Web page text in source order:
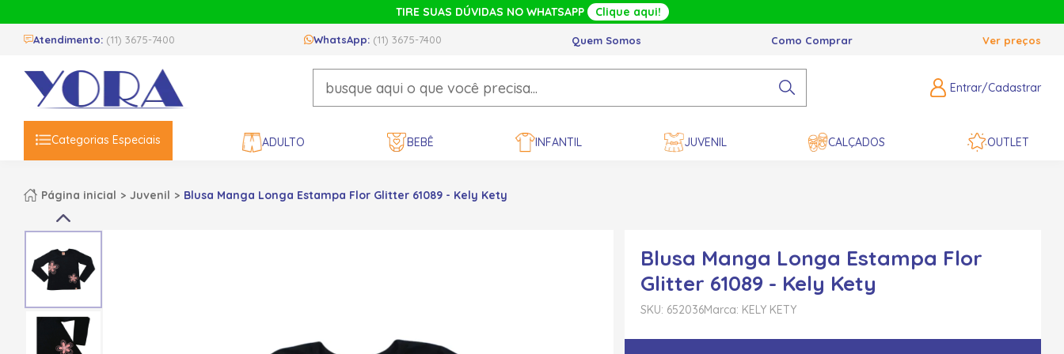
TIRE SUAS DÚVIDAS NO WHATSAPP Clique aqui!
Atendimento: (11) 3675-7400 WhatsApp: (11) 3675-7400 Quem Somos Como Comprar Ver preços
Entrar/Cadastrar
Categorias Especiais ADULTO BEBÊ INFANTIL JUVENIL CALÇADOS OUTLET
Página inicial Juvenil Blusa Manga Longa Estampa Flor Glitter 61089 - Kely Kety
Blusa Manga Longa Estampa Flor
Glitter 61089 - Kely Kety
SKU: 652036Marca: KELY KETY